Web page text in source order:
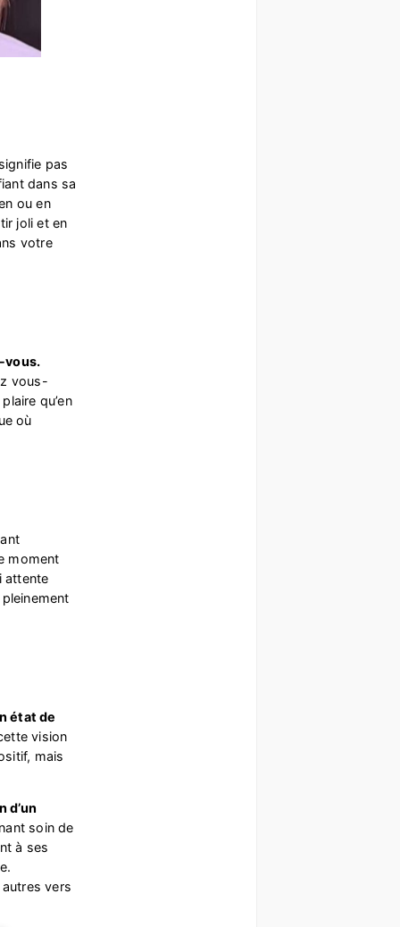
pas
dans sa
ou en
joli et en
votre
vous.
vous-
qu’en
où
moment
attente
état de
vision
mais
d’un
soin de
à ses
vers